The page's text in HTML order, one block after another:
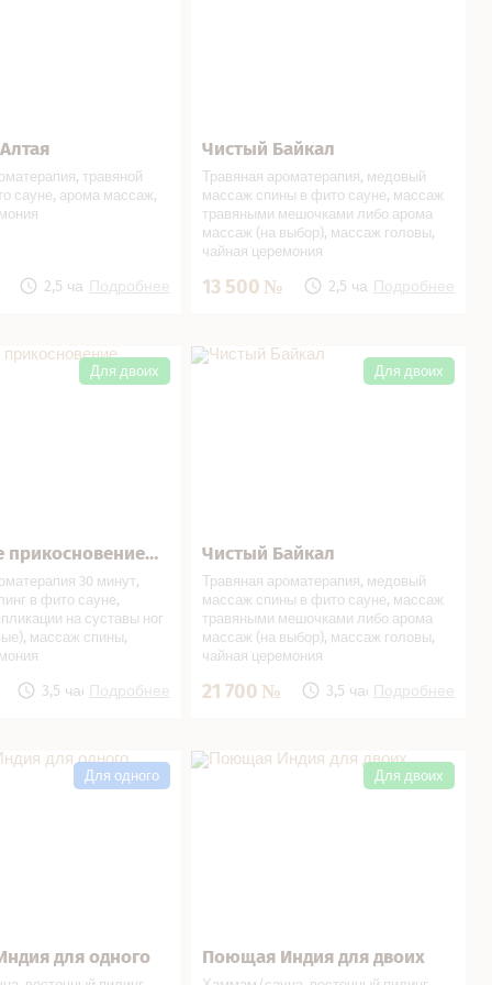
травяной
­сауне, арома массаж,
2,5 часаПодробнее
Чистый Байкал
Травяная ароматерапия, медовый
массаж спины в фито сауне, массаж
травяными мешочками либо арома
массаж (на выбор), массаж головы,
чайная церемония
13 500 2,5 часаПодробнее
Записаться
в СПА
прикосновение…
30 минут,
в фито сауне,
на суставы ног
массаж спины,
3,5 часаПодробнее
Для двоих
В подарок!
Чистый Байкал в СПА салоне
Чистый Байкал
Травяная ароматерапия, медовый
массаж спины в фито сауне, массаж
травяными мешочками либо арома
массаж (на выбор), массаж головы,
чайная церемония
21 700 3,5 часаПодробнее
Для двоих
Записаться
для одного в СПА
для одного
Для одного
В подарок!
Поющая Индия для двоих в СПА
салоне
Поющая Индия для двоих
Для двоих
Записаться В подарок!